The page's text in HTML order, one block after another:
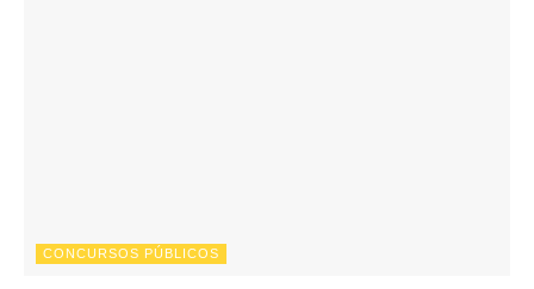
CONCURSOS PÚBLICOS